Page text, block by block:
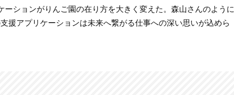
ーションがりんご園の在り方を大きく変えた。森山さんのように
援アプリケーションは未来へ繋がる仕事への深い思いが込めら